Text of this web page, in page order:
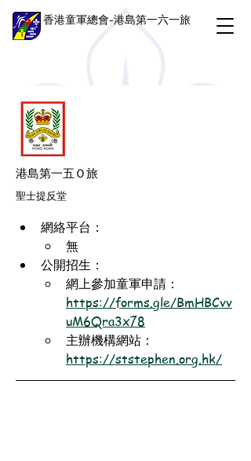
香港童軍總會-港島第一六一旅
港島第一五Ｏ旅
聖士提反堂
網絡平台：
無
公開招生：
網上參加童軍申請：
https://forms.gle/BmHBCvv
uM6Qra3x78
主辦機構網站：
https://ststephen.org.hk/